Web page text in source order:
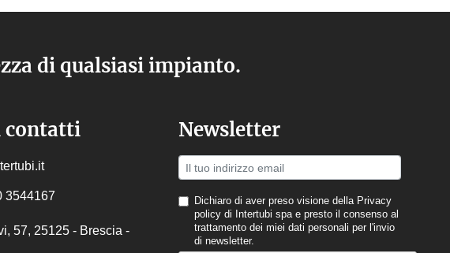
di qualsiasi impianto.
contatti
3544167
57, 25125 - Brescia -
Newsletter
Dichiaro di aver preso visione della Privacy
policydi Intertubi spa e presto il consenso al
trattamento dei miei dati personali per l'invio
di newsletter.